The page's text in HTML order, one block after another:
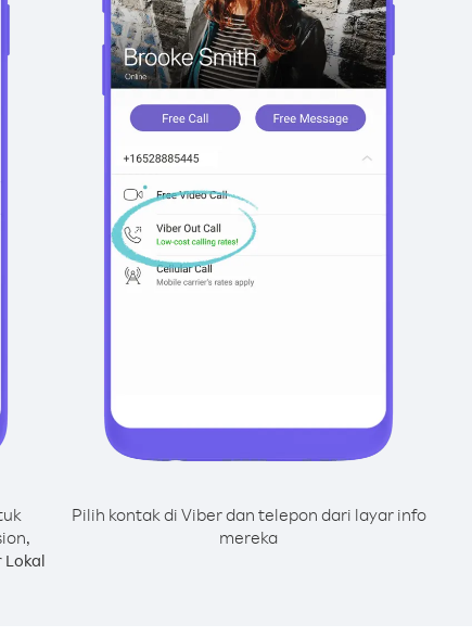
Lokal
Pilih kontak di Viber dan telepon dari layar info
mereka